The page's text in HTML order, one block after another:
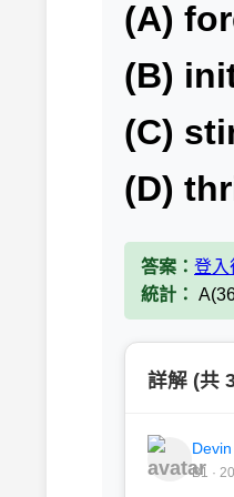
(A)
(B)
(C)
(D)
答案： 登入
統計：
詳解 (共
B1 ·